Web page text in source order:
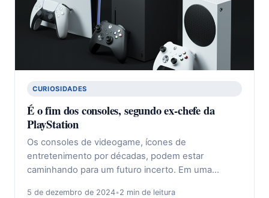
CURIOSIDADES
É o fim dos consoles, segundo ex-chefe da
PlayStation
Os consoles de videogame, ícones de
entretenimento por décadas, podem estar
caminhando para um futuro incerto. Em uma…
5 de dezembro de 2024•2 min de leitura